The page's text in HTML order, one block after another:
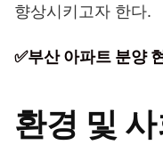
향상시키고자 한다.
✅부산 아파트 분양
환경 및